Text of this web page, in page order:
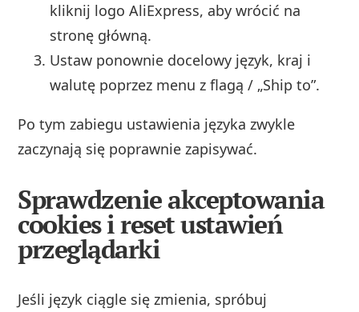
kliknij logo AliExpress, aby wrócić na
stronę główną.
Ustaw ponownie docelowy język, kraj i
walutę poprzez menu z flagą / „Ship to”.
Po tym zabiegu ustawienia języka zwykle
zaczynają się poprawnie zapisywać.
Sprawdzenie akceptowania
cookies i reset ustawień
przeglądarki
Jeśli język ciągle się zmienia, spróbuj